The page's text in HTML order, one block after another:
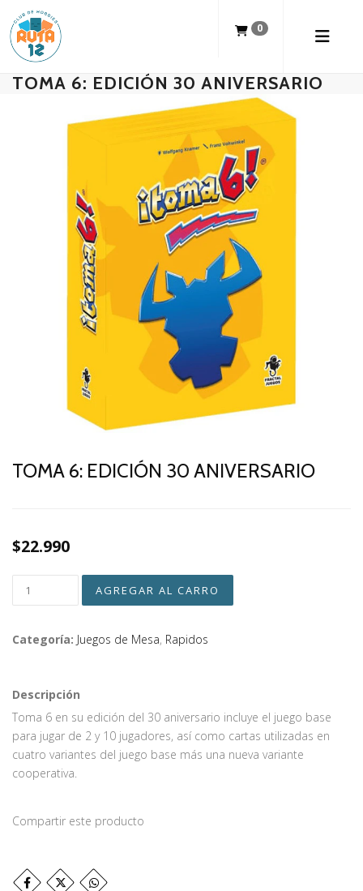
0
TOMA 6: EDICIÓN 30 ANIVERSARIO
TOMA 6: EDICIÓN 30 ANIVERSARIO
$22.990
Categoría: Juegos de Mesa, Rapidos
Descripción
Toma 6 en su edición del 30 aniversario incluye el juego base
para jugar de 2 y 10 jugadores, así como cartas utilizadas en
cuatro variantes del juego base más una nueva variante
cooperativa.
Compartir este producto